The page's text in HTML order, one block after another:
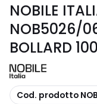
NOBILE
NOB5026/
BOLLARD
copia
Cod. prodotto